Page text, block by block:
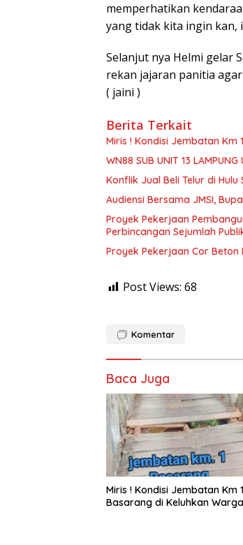
memperhatikan
yang tidak kita ingin kan,
Selanjut nya Helmi gelar
rekan jajaran panitia
( jaini )
Berita Terkait
Miris ! Kondisi Jembatan Km
WN88 SUB UNIT 13 LAMPUNG
Konflik Jual Beli Telur di
Audiensi Bersama JMSI,
Proyek Pekerjaan
Perbincangan Sejumlah
Proyek Pekerjaan Cor Beton
Post Views: 68
Komentar
Baca Juga
Miris ! Kondisi Jembatan Km 1
Basarang di Keluhkan Warga